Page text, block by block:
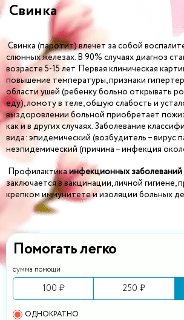
Помогать легко
сумма помощи
100 ₽ 250 ₽
ОДНОКРАТНО
Свинка
Свинка (паротит) влечет за собой
слюнных железах. В 90% случаях диагноз
возрасте 5-15 лет. Первая клиническая
повышение температуры, признаки
области ушей (ребенку больно открывать
еду), ломоту в теле, общую слабость и
выздоровлении больной приобретает
как и в других случаях. Заболевание
вида: эпидемический (возбудитель – вирус
неэпидемический (причина – инфекция
Профилактикаинфекционных заболеваний
заключается в вакцинации, личной гигиене,
крепком иммунитете и изоляции больных